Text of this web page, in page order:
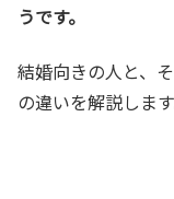
うです。
結婚向きの人と、
の違いを解説します